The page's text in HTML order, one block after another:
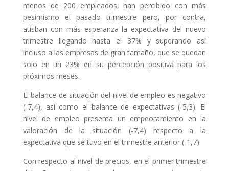
menos de 200 empleados, han percibido con más
pesimismo el pasado trimestre pero, por contra,
atisban con más esperanza la expectativa del nuevo
trimestre llegando hasta el 37% y superando así
incluso a las empresas de gran tamaño, que se quedan
solo en un 23% en su percepción positiva para los
próximos meses.
El balance de situación del nivel de empleo es negativo
(-7,4), así como el balance de expectativas (-5,3). El
nivel de empleo presenta un empeoramiento en la
valoración de la situación (-7,4) respecto a la
expectativa que se tuvo en el trimestre anterior (-1,7).
Con respecto al nivel de precios, en el primer trimestre